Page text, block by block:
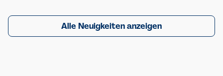
Alle Neuigkeiten anzeigen